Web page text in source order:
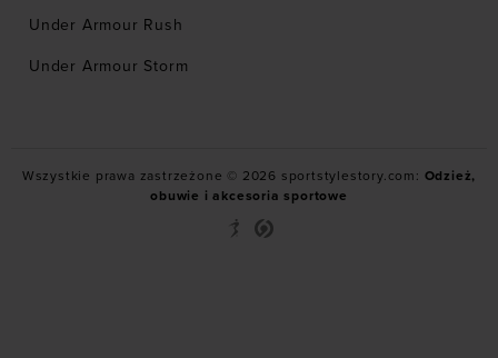
Under Armour Rush
Under Armour Storm
Wszystkie prawa zastrzeżone © 2026 sportstylestory.com: Odzież,
obuwie i akcesoria sportowe